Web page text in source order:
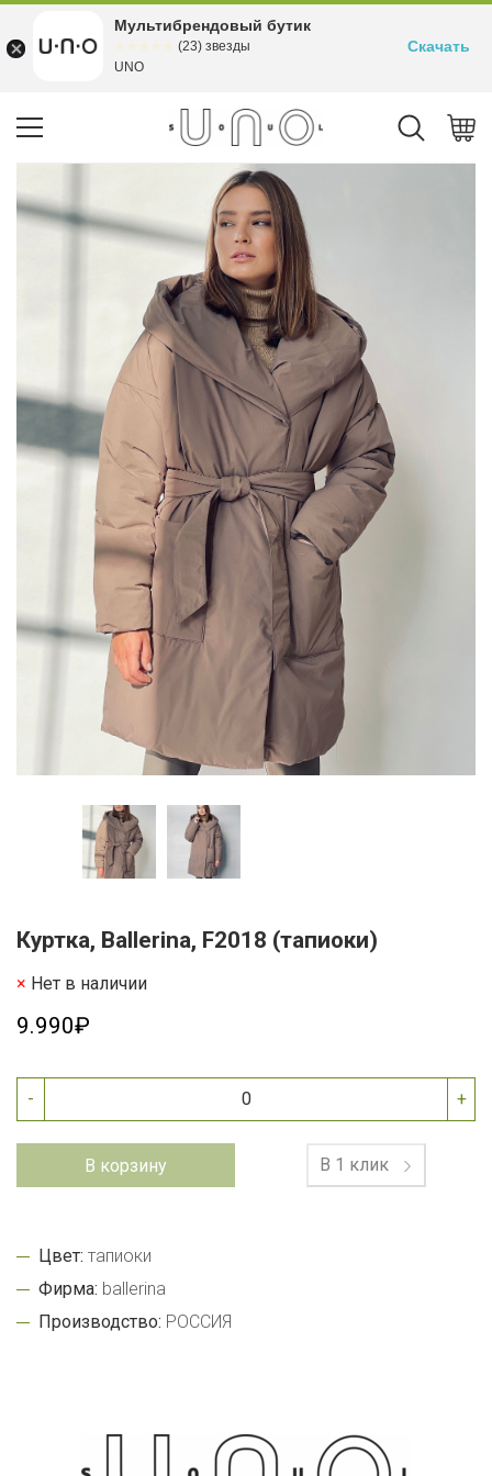
Куртка, Ballerina, F2018 (тапиоки)
Нет в наличии
9.990₽
- +
В корзину В 1 клик
Цвет: тапиоки
Фирма: ballerina
Производство: РОССИЯ
Мультибрендовый бутик
(23) звезды
UNO
Скачать